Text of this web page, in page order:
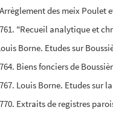
des meix Poulet
"Recueil analytique et
Borne. Etudes sur
Biens fonciers de
Louis Borne. Etudes sur
Extraits de registres